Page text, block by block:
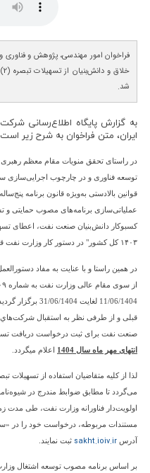
فراخوان امور مهندسی، پژوهش و فناوری
شد.
به گزارش پایگاه اطلاع‌رسانی
ایران، متن فراخوان به شرح زیر
در راستای تحقق منویات مقام معظم رهبری
توسعه فناوری و در چارچوب اجرایی‌سازی
قوانین بالادستی به‌ویژه قانون برنامه
عملیاتی‌سازی برنامه‌های مصوب حمایتی و
کسب
۱۴۰۳ کل کشور" در دستور کار وزارت نفت قرار گرفته است.
در همین راستا و با عنایت به مفاد
11/06/1404
قبلی و از طرفی نظر به استقبال شركت‌هاي
صنعت نفت برای ثبت درخواست دریافت
انتهای مهر ماه سال 1404
اعلام می­گردد.
می‌گردد تا مطابق ضوابط مندرج در
اولویت‌دار فناورانه وزارت نفت، طی مدت
مستندات مربوطه، درخواست خود را در
آدرس sakht.ioiv.ir ثبت نمایند.
بر اساس برنامه مصوب توسعه اشتغال